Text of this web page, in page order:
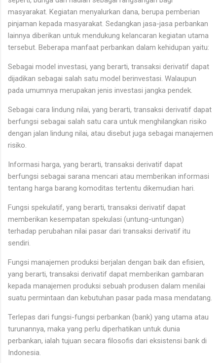
masyarakat. Kegiatan menyalurkan dana, berupa pemberian
pinjaman kepada masyarakat. Sedangkan jasa-jasa perbankan
lainnya diberikan untuk mendukung kelancaran kegiatan utama
tersebut. Beberapa manfaat perbankan dalam kehidupan yaitu:
Sebagai model investasi, yang berarti, transaksi derivatif dapat
dijadikan sebagai salah satu model berinvestasi. Walaupun
pada umumnya merupakan jenis investasi jangka pendek.
Sebagai cara lindung nilai, yang berarti, transaksi derivatif dapat
berfungsi sebagai salah satu cara untuk menghilangkan risiko
dengan jalan lindung nilai, atau disebut juga sebagai manajemen
risiko.
Informasi harga, yang berarti, transaksi derivatif dapat
berfungsi sebagai sarana mencari atau memberikan informasi
tentang harga barang komoditas tertentu dikemudian hari.
Fungsi spekulatif, yang berarti, transaksi derivatif dapat
memberikan kesempatan spekulasi (untung-untungan)
terhadap perubahan nilai pasar dari transaksi derivatif itu
sendiri.
Fungsi manajemen produksi berjalan dengan baik dan efisien,
yang berarti, transaksi derivatif dapat memberikan gambaran
kepada manajemen produksi sebuah produsen dalam menilai
suatu permintaan dan kebutuhan pasar pada masa mendatang.
Terlepas dari fungsi-fungsi perbankan (bank) yang utama atau
turunannya, maka yang perlu diperhatikan untuk dunia
perbankan, ialah tujuan secara filosofis dari eksistensi bank di
Indonesia.